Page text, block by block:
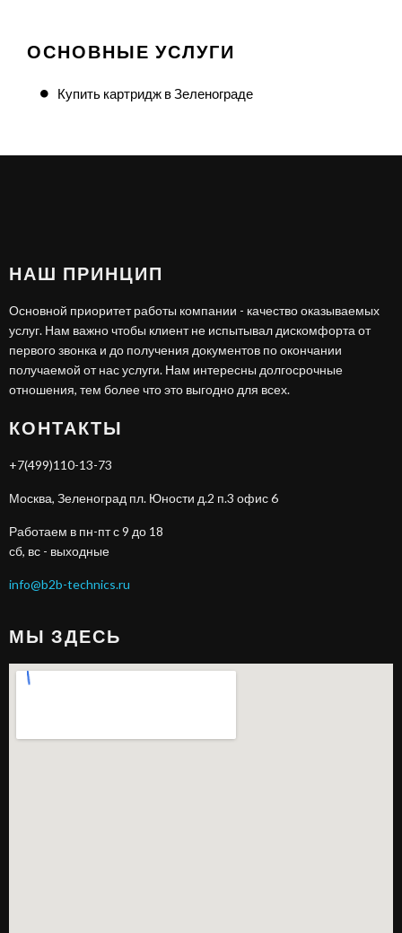
ОСНОВНЫЕ УСЛУГИ
Купить картридж в Зеленограде
НАШ ПРИНЦИП
Основной приоритет работы компании - качество оказываемых
услуг. Нам важно чтобы клиент не испытывал дискомфорта от
первого звонка и до получения документов по окончании
получаемой от нас услуги. Нам интересны долгосрочные
отношения, тем более что это выгодно для всех.
КОНТАКТЫ
+7(499)110-13-73
Москва, Зеленоград пл. Юности д.2 п.3 офис 6
Работаем в пн-пт с 9 до 18
сб, вс - выходные
info@b2b-technics.ru
МЫ ЗДЕСЬ